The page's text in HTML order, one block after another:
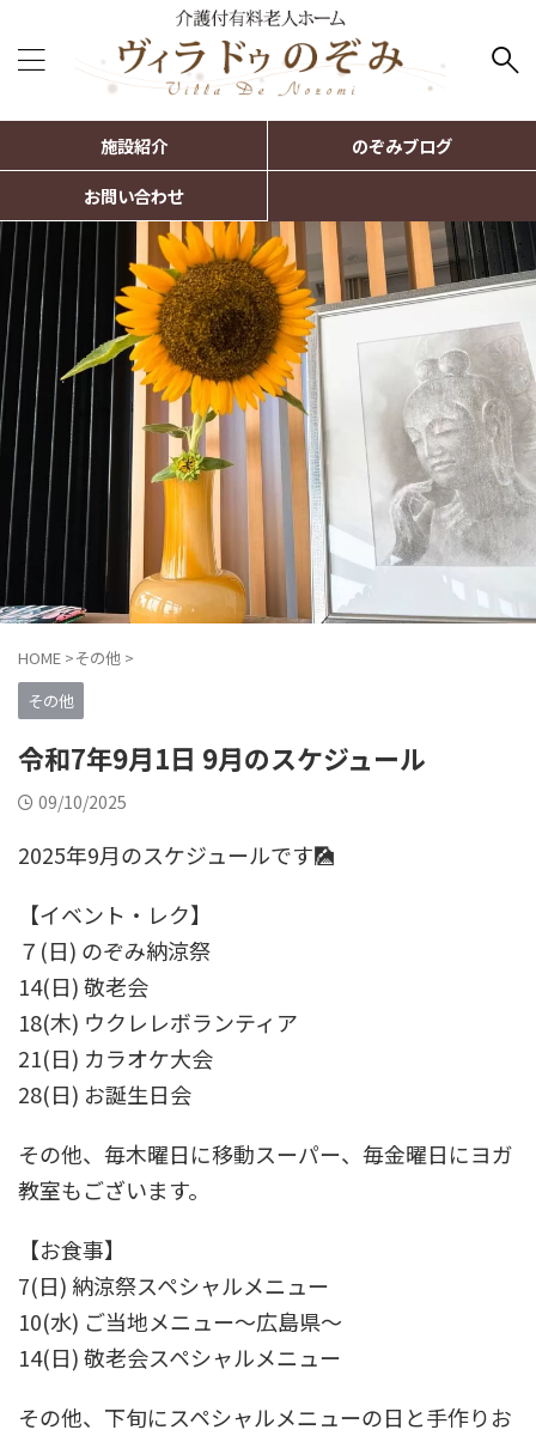
施設紹介
のぞみブログ
お問い合わせ
HOME >その他 >
その他
令和7年9月1日 9月のスケジュール
09/10/2025
2025年9月のスケジュールです🎑
【イベント・レク】
７(日) のぞみ納涼祭
14(日) 敬老会
18(木) ウクレレボランティア
21(日) カラオケ大会
28(日) お誕生日会
その他、毎木曜日に移動スーパー、毎金曜日にヨガ
教室もございます。
【お食事】
7(日) 納涼祭スペシャルメニュー
10(水) ご当地メニュー～広島県～
14(日) 敬老会スペシャルメニュー
その他、下旬にスペシャルメニューの日と手作りお